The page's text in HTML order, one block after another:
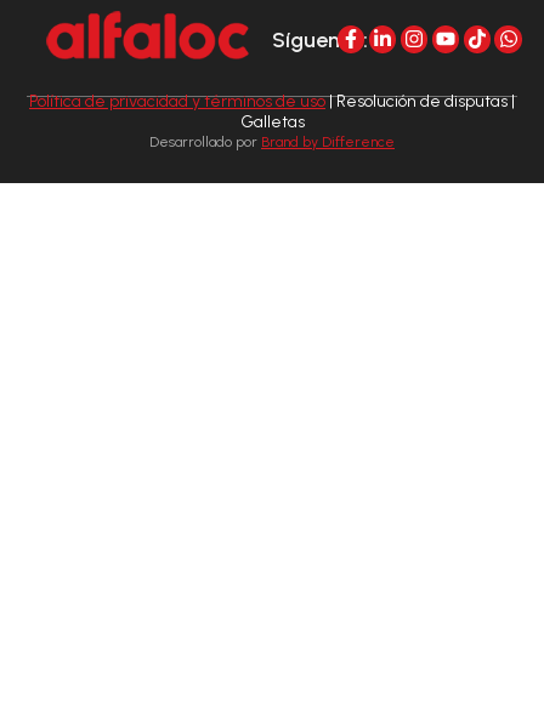
Síguenos:
Política de privacidad y términos de uso| Resolución de disputas |
Galletas
Desarrollado por Brand by Difference